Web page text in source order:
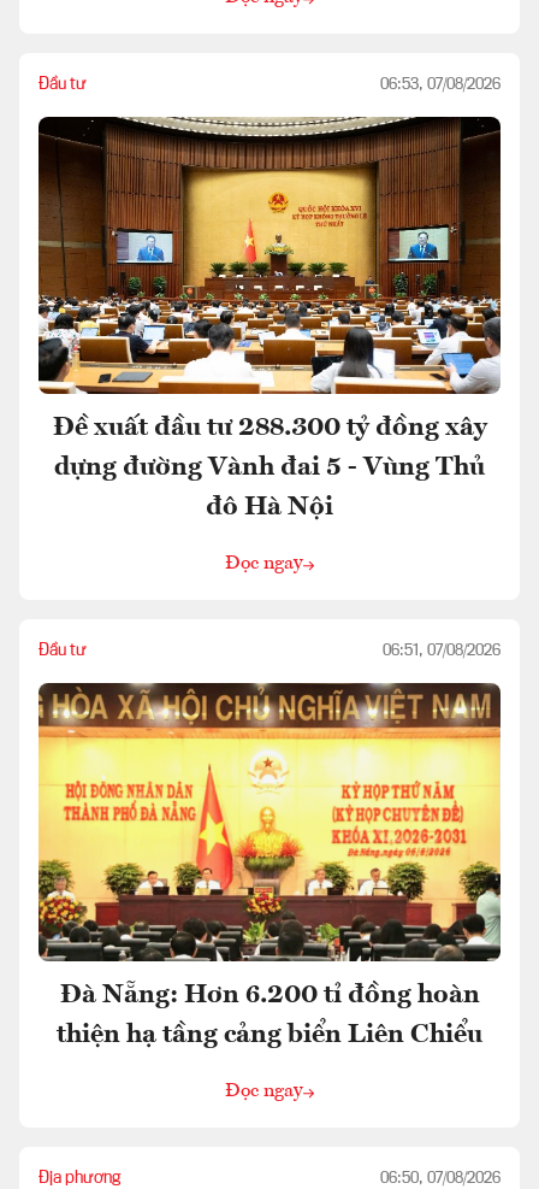
Đầu tư 06:53, 07/08/2026
Đề xuất đầu tư 288.300 tỷ đồng xây
dựng đường Vành đai 5 - Vùng Thủ
đô Hà Nội
Đọc ngay
Đầu tư 06:51, 07/08/2026
Đà Nẵng: Hơn 6.200 tỉ đồng hoàn
thiện hạ tầng cảng biển Liên Chiểu
Đọc ngay
Địa phương 06:50, 07/08/2026